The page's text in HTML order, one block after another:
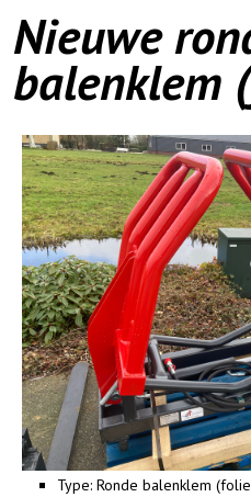
Nieuwe
balenklem
Type: Ronde balenklem